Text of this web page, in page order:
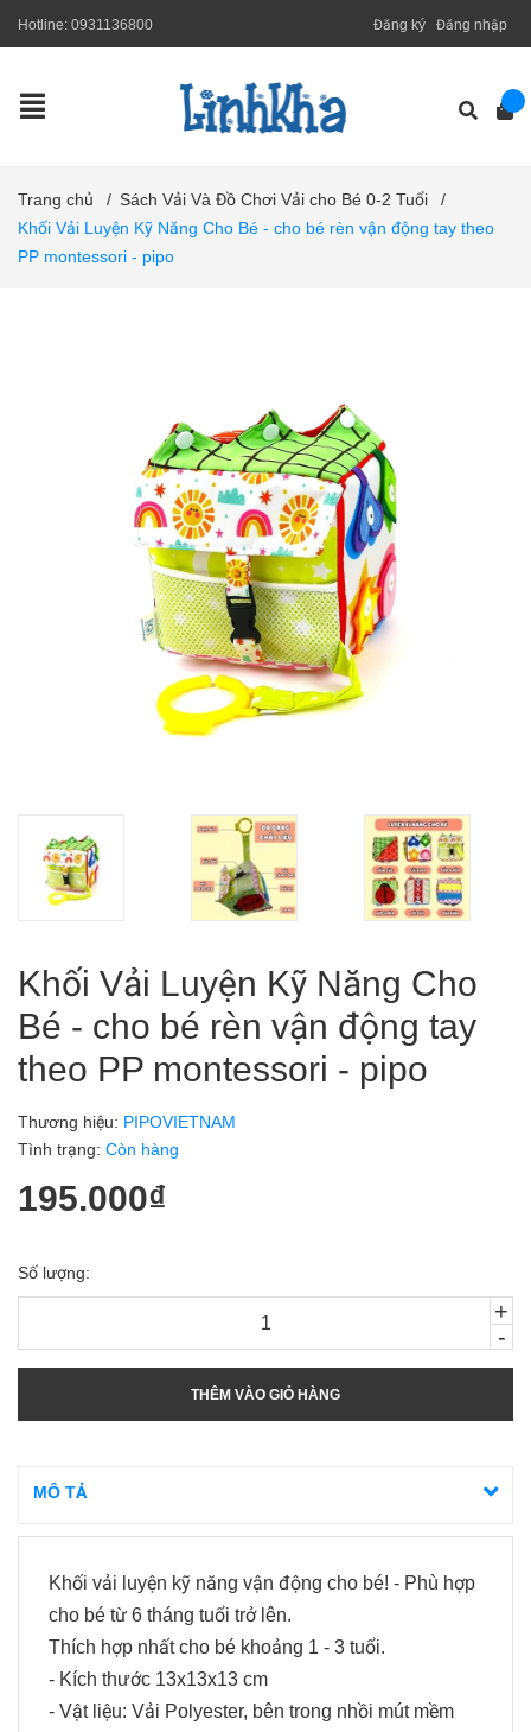
Hotline: 0931136800 Đăng ký Đăng nhập
Trang chủ / Sách Vải Và Đồ Chơi Vải cho Bé 0-2 Tuổi
/
Khối Vải Luyện Kỹ Năng Cho Bé - cho bé rèn vận động tay theo
PP montessori - pipo
Khối Vải Luyện Kỹ Năng Cho
Bé - cho bé rèn vận động tay
theo PP montessori - pipo
Thương hiệu: PIPOVIETNAM
Tình trạng: Còn hàng
195.000₫
Số lượng:
-
+
THÊM VÀO GIỎ HÀNG
MÔ TẢ
Khối vải luyện kỹ năng vận động cho bé! - Phù hợp
cho bé từ 6 tháng tuổi trở lên.
Thích hợp nhất cho bé khoảng 1 - 3 tuổi.
- Kích thước 13x13x13 cm
- Vật liệu: Vải Polyester, bên trong nhồi mút mềm